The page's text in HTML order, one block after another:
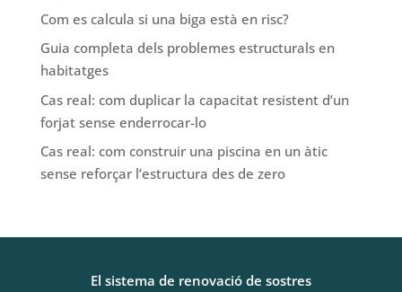
Com es calcula si una biga està en risc?
Guia completa dels problemes estructurals en
habitatges
Cas real: com duplicar la capacitat resistent d’un
forjat sense enderrocar-lo
Cas real: com construir una piscina en un àtic
sense reforçar l’estructura des de zero
El sistema de renovació de sostres